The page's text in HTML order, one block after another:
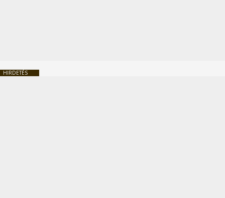
HIRDETÉS